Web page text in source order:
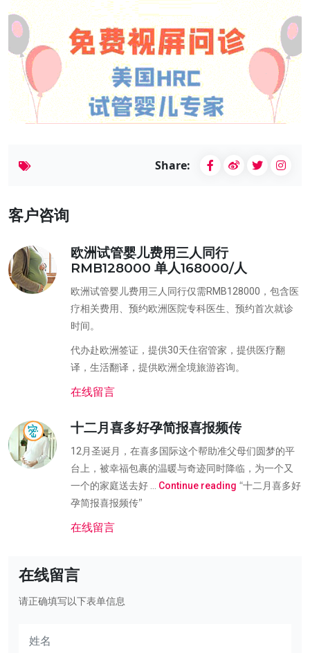
Share:
客户咨询
欧洲试管婴儿费用三人同行
RMB128000 单人168000/人
欧洲试管婴儿费用三人同行仅需RMB128000，包含医
疗相关费用、预约欧洲医院专科医生、预约首次就诊
时间。
代办赴欧洲签证，提供30天住宿管家，提供医疗翻
译，生活翻译，提供欧洲全境旅游咨询。
在线留言
十二月喜多好孕简报喜报频传
12月圣诞月，在喜多国际这个帮助准父母们圆梦的平
台上，被幸福包裹的温暖与奇迹同时降临，为一个又
一个的家庭送去好 … Continue reading “十二月喜多好
孕简报喜报频传”
在线留言
在线留言
请正确填写以下表单信息